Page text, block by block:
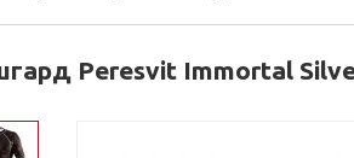
Peresvit Immortal